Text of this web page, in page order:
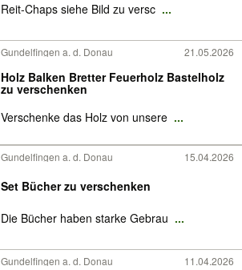
Reit-Chaps siehe Bild zu versc ...
Gundelfingen a. d. Donau 21.05.2026
Holz Balken Bretter Feuerholz Bastelholz
zu verschenken
Verschenke das Holz von unsere ...
Gundelfingen a. d. Donau 15.04.2026
Set Bücher zu verschenken
Die Bücher haben starke Gebrau ...
Gundelfingen a. d. Donau 11.04.2026